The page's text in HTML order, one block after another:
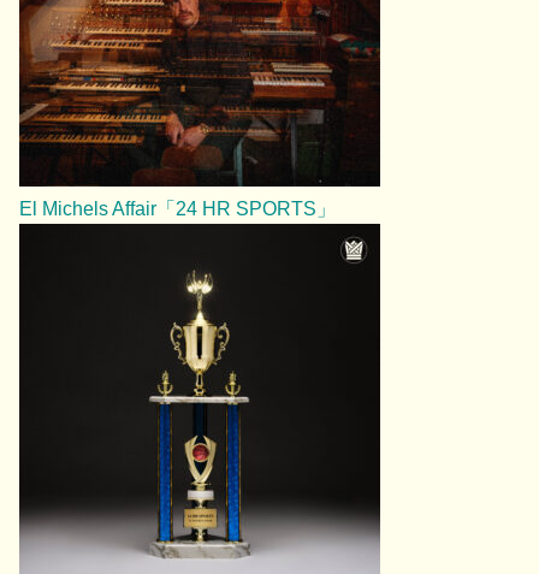
El Michels Affair「24 HR SPORTS」